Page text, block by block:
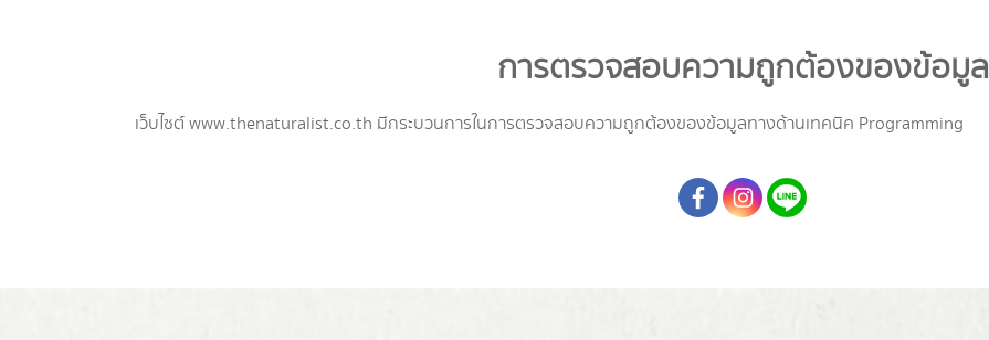
การตรวจสอบความถูกต้องของข้อมูล
เว็บไซต์ www.thenaturalist.co.th มีกระบวนการในการตรวจสอบความถูกต้องของข้อมูลทางด้านเทคนิค Programming